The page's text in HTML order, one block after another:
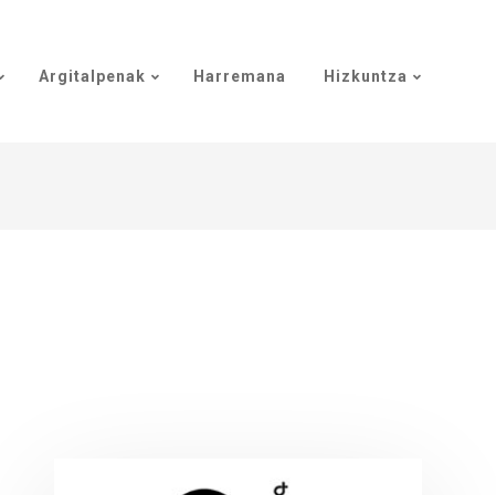
Argitalpenak Harremana Hizkuntza